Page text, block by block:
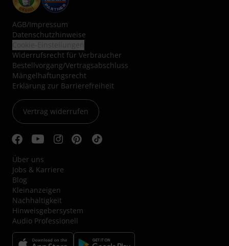
AGB/Impressum
Datenschutzhinweise
Widerrufsrecht für Verbraucher
Bestellvorgang/Vertragsabschluss
Mängelhaftungsrecht
Erklärung zur Barrierefreiheit
Vertrag widerrufen
Über uns
Jobs & Karriere
Blog
Kleinanzeigen
Nachhaltigkeit
Hinweisgebersystem
Audio Professionell